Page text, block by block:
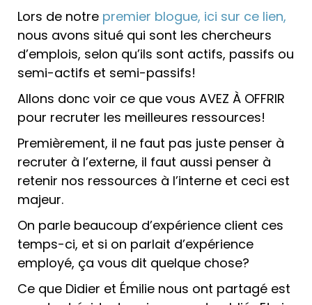
Lors de notre premier blogue, ici sur ce lien,
nous avons situé qui sont les chercheurs
d’emplois, selon qu’ils sont actifs, passifs ou
semi-actifs et semi-passifs!
Allons donc voir ce que vous AVEZ À OFFRIR
pour recruter les meilleures ressources!
Premièrement, il ne faut pas juste penser à
recruter à l’externe, il faut aussi penser à
retenir nos ressources à l’interne et ceci est
majeur.
On parle beaucoup d’expérience client ces
temps-ci, et si on parlait d’expérience
employé, ça vous dit quelque chose?
Ce que Didier et Émilie nous ont partagé est